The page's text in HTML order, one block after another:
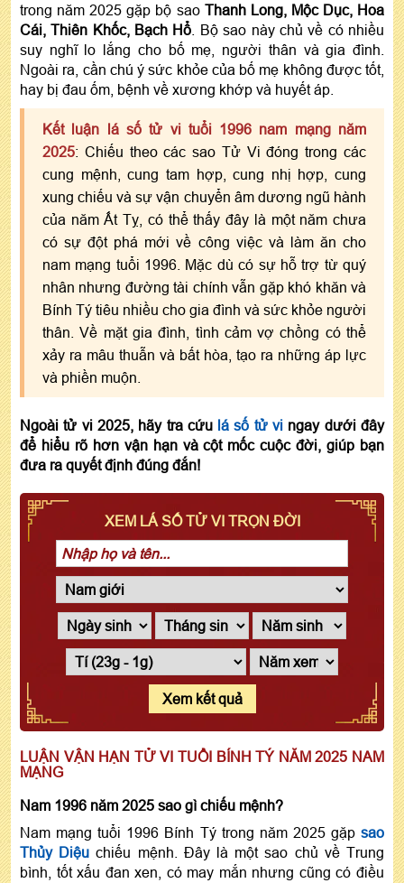
trong năm 2025 gặp bộ sao Thanh Long, Mộc Dục, Hoa
Cái, Thiên Khốc, Bạch Hổ . Bộ sao này chủ về có nhiều
suy nghĩ lo lắng cho bố mẹ, người thân và gia đình.
Ngoài ra, cần chú ý sức khỏe của bố mẹ không được tốt,
hay bị đau ốm, bệnh về xương khớp và huyết áp.
Kết luận lá số tử vi tuổi 1996 nam mạng năm
2025: Chiếu theo các sao Tử Vi đóng trong các
cung mệnh, cung tam hợp, cung nhị hợp, cung
xung chiếu và sự vận chuyển âm dương ngũ hành
của năm Ất Tỵ, có thể thấy đây là một năm chưa
có sự đột phá mới về công việc và làm ăn cho
nam mạng tuổi 1996. Mặc dù có sự hỗ trợ từ quý
nhân nhưng đường tài chính vẫn gặp khó khăn và
Bính Tý tiêu nhiều cho gia đình và sức khỏe người
thân. Về mặt gia đình, tình cảm vợ chồng có thể
xảy ra mâu thuẫn và bất hòa, tạo ra những áp lực
và phiền muộn.
Ngoài tử vi 2025, hãy tra cứu lá số tử vi ngay dưới đây
để hiểu rõ hơn vận hạn và cột mốc cuộc đời, giúp bạn
đưa ra quyết định đúng đắn!
XEM LÁ SỐ TỬ VI TRỌN ĐỜI
Xem kết quả
LUẬN VẬN HẠN TỬ VI TUỔI BÍNH TÝ NĂM 2025 NAM
MẠNG
Nam 1996 năm 2025 sao gì chiếu mệnh?
Nam mạng tuổi 1996 Bính Tý trong năm 2025 gặp sao
Thủy Diệu chiếu mệnh. Đây là một sao chủ về Trung
bình, tốt xấu đan xen, có may mắn nhưng cũng có điều